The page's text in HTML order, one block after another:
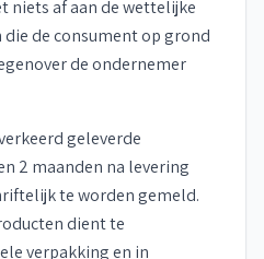
niets af aan de wettelijke
de consument op grond
de ondernemer
geleverde
2 maanden na levering
te worden gemeld.
dient te
verpakking en in